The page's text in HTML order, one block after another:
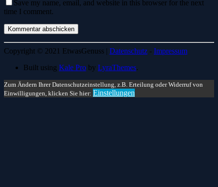
Save my name, email, and website in this browser for the next
time I comment.
Copyright © 2021 EtwasGenuss | Datenschutz - Impressum
Built using Kale Pro by LyraThemes.
Zum Ändern Ihrer Datenschutzeinstellung, z.B. Erteilung oder Widerruf von
Einwilligungen, klicken Sie hier: Einstellungen